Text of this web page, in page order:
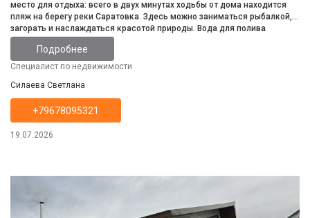
место для отдыха: всего в двух минутах ходьбы от дома находится
пляж на берегу реки Саратовка. Здесь можно заниматься рыбалкой,
загорать и наслаждаться красотой природы. Вода для полива
доступна почти весь день, отключение происходит только в ночное
время. На первом этаже расположены комната и кухня, на втором
этаже — ещё две комнаты, одна из которых имеет выход на балкон.
постройки, туалет и летний душ. Также есть парковочное место. На
участке площадью 5 соток земли ,растут разнообразные плодовые
деревья: вишня, яблони, груши, малина, ежевика и виноград. Весной
цветут тюльпаны. Забор прочный и надёжный. Это место идеально
подходит для отдыха! Межевание проведено.
Подробнее
Специалист по недвижимости
Силаева Светлана
+79678095321
19.07.2026